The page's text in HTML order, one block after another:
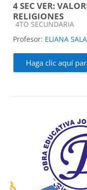
4 SEC VER:
RELIGIONES
Categoría de cursos
4TO SECUNDARIA
Profesor: ELIANA
Haga clic aquí